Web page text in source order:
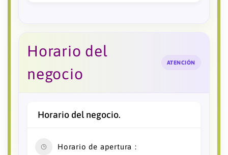
Horario del
negocio
ATENCIÓN
Horario del negocio.
Horario de apertura